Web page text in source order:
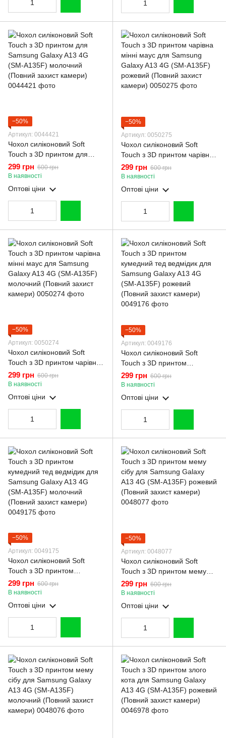
−50%
Артикул: 0044421
Чохол силіконовий Soft
Touch з 3D принтом для
Samsung Galaxy A13 4G
(SM-A135F) молочний
(Повний захист камери)
299 грн 600 грн
В наявності
Оптові ціни
−50%
Артикул: 0050275
Чохол силіконовий Soft
Touch з 3D принтом чарівна
мінні маус для Samsung
Galaxy A13 4G (SM-A135F)
рожевий (Повний захист
299 грн 600 грн
В наявності
Оптові ціни
−50%
Артикул: 0050274
Чохол силіконовий Soft
Touch з 3D принтом чарівна
мінні маус для Samsung
Galaxy A13 4G (SM-A135F)
молочний (Повний захист
299 грн 600 грн
В наявності
Оптові ціни
−50%
Артикул: 0049176
Чохол силіконовий Soft
Touch з 3D принтом
кумедний тед ведмідик для
Samsung Galaxy A13 4G
(SM-A135F) рожевий
(Повний захист камери)
299 грн 600 грн
В наявності
Оптові ціни
−50%
Артикул: 0049175
Чохол силіконовий Soft
Touch з 3D принтом
кумедний тед ведмідик для
Samsung Galaxy A13 4G
(SM-A135F) молочний
(Повний захист камери)
299 грн 600 грн
В наявності
Оптові ціни
−50%
Артикул: 0048077
Чохол силіконовий Soft
Touch з 3D принтом мему
сібу для Samsung Galaxy
A13 4G (SM-A135F) рожевий
(Повний захист камери)
299 грн 600 грн
В наявності
Оптові ціни